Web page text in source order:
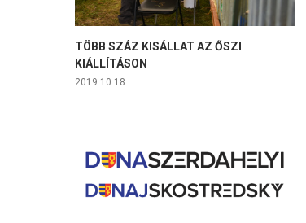
TÖBB SZÁZ KISÁLLAT AZ ŐSZI
KIÁLLÍTÁSON
2019.10.18